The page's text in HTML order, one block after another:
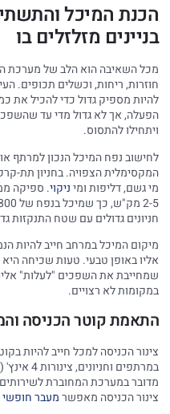
הכנת המיכל
בניינים מזלזלים בו
מכל השאיבה הוא הלב של מערכת
חוזרות, ריחות, וכשלים תכופים.
להיות מספיק גדול כדי להכיל את
הפעלה, אך לא גדול מדי עד
ויתחילו להתסוס.
לחישוב נפח המיכל הנכון למרתף
המקסימלית הצפויה. בחניון תת-
מי גשם, דליפות ומיניקוי. ספיקה
חניונים גדולים עם שטח התנקזות גדול ידרשו
מיקום המיכל במרחב חייב להיות
אליו באופן טבעי. טעות שכיחה
שמחייבת את השפכים "לעלות"
במקומות לא רצויים.
התאמת קוטר הכניסה
צינור הכניסה למכל חייב להיות
מדובר במערכת המחוברת
צינור הכניסה מאפשרמעבר חופשי